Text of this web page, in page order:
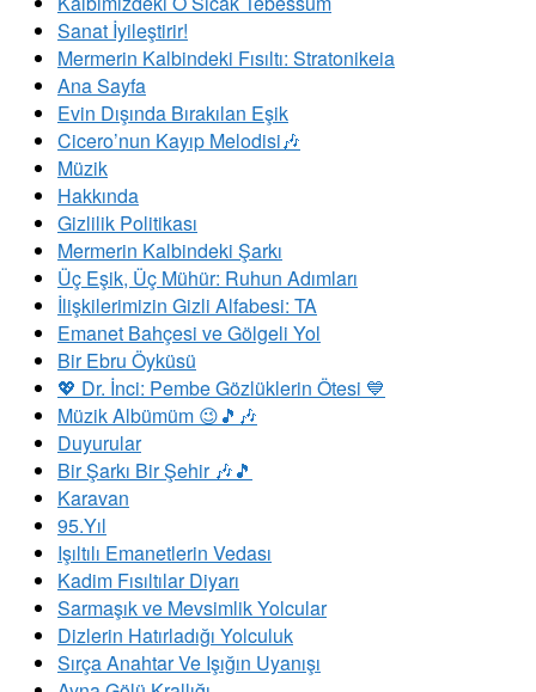
Sanat İyileştirir!
Mermerin Kalbindeki Fısıltı: Stratonikeia
Ana Sayfa
Evin Dışında Bırakılan Eşik
Cicero’nun Kayıp Melodisi🎶
Müzik
Hakkında
Gizlilik Politikası
Mermerin Kalbindeki Şarkı
Üç Eşik, Üç Mühür: Ruhun Adımları
İlişkilerimizin Gizli Alfabesi: TA
Emanet Bahçesi ve Gölgeli Yol
Bir Ebru Öyküsü
💖 Dr. İnci: Pembe Gözlüklerin Ötesi 💙
Müzik Albümüm 😉🎵🎶
Duyurular
Bir Şarkı Bir Şehir 🎶🎵
Karavan
95.Yıl
​Işıltılı Emanetlerin Vedası
Kadim Fısıltılar Diyarı
Sarmaşık ve Mevsimlik Yolcular
Dizlerin Hatırladığı Yolculuk
Sırça Anahtar Ve Işığın Uyanışı